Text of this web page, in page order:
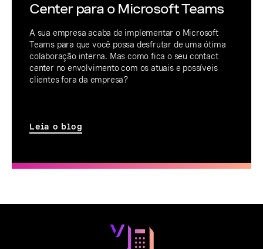
Center para o Microsoft Teams
A sua empresa acaba de implementar o Microsoft
Teams para que você possa desfrutar de uma ótima
colaboração interna. Mas como fica o seu contact
center no envolvimento com os atuais e possíveis
clientes fora da empresa?
Leia o blog